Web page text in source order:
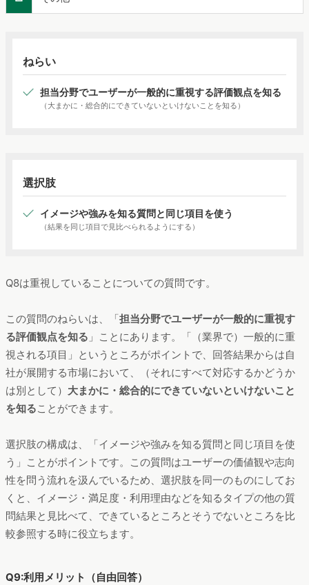
ねらい
担当分野でユーザーが一般的に重視する評価観点を知る
（大まかに・総合的にできていないといけないことを知る）
選択肢
イメージや強みを知る質問と同じ項目を使う
（結果を同じ項目で見比べられるようにする）
Q8は重視していることについての質問です。
この質問のねらいは、「担当分野でユーザーが一般的に重視す
る評価観点を知る 」ことにあります。「（業界で）一般的に重
視される項目」というところがポイントで、回答結果からは自
社が展開する市場において、（それにすべて対応するかどうか
は別として） 大まかに・総合的にできていないといけないこと
を知ることができます。
選択肢の構成は、「イメージや強みを知る質問と同じ項目を使
う」ことがポイントです。この質問はユーザーの価値観や志向
性を問う流れを汲んでいるため、選択肢を同一のものにしてお
くと、イメージ・満足度・利用理由などを知るタイプの他の質
問結果と見比べて、できているところとそうでないところを比
較参照する時に役立ちます。
Q9:利用メリット（自由回答）